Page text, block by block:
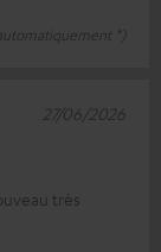
*)
très
27/06/2026